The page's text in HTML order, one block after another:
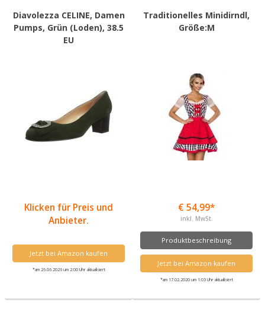
Diavolezza CELINE, Damen
Pumps, Grün (Loden), 38.5
EU
Klicken für Preis und
Anbieter.
Jetzt bei Amazon kaufen
*am 26.06.2026 um 2:00 Uhr aktualisiert
Traditionelles Minidirndl,
Größe:M
€ 54,99*
inkl. MwSt.
Produktbeschreibung
Jetzt bei Amazon kaufen
*am 17.02.2020 um 1:03 Uhr aktualisiert